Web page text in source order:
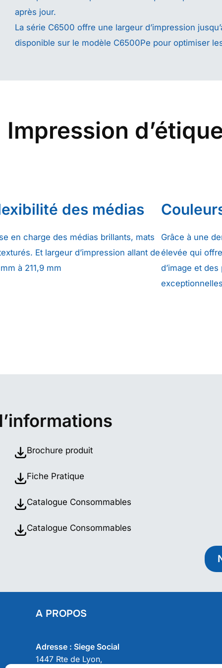
après jour.
La série C6500 offre une largeur d’impression
disponible sur le modèle C6500Pe pour optimiser
Impression
des médias
en charge des médias brillants, mats
Et largeur d’impression allant de
à 211,9 mm
Grâce à une
élevée qui
d’image et
Brochure produit
Fiche Pratique
Catalogue Consommables
Catalogue Consommables
A PROPOS
Adresse : Siege Social
1447 Rte de Lyon,